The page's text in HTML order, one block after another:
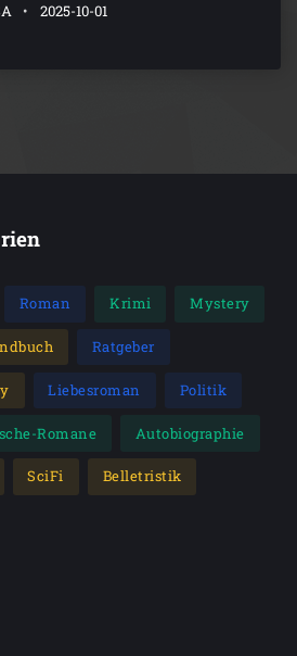
2025-10-01
Roman Krimi Mystery
Ratgeber
Liebesroman Politik
Romane Autobiographie
SciFi Belletristik